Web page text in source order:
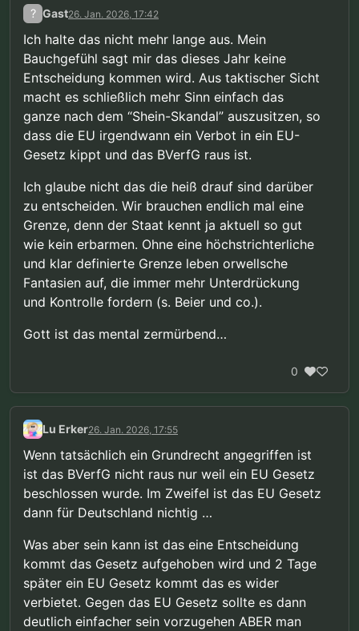
? Gast26. Jan. 2026, 17:42
Ich halte das nicht mehr lange aus. Mein
Bauchgefühl sagt mir das dieses Jahr keine
Entscheidung kommen wird. Aus taktischer Sicht
macht es schließlich mehr Sinn einfach das
ganze nach dem “Shein-Skandal” auszusitzen, so
dass die EU irgendwann ein Verbot in ein EU-
Gesetz kippt und das BVerfG raus ist.
Ich glaube nicht das die heiß drauf sind darüber
zu entscheiden. Wir brauchen endlich mal eine
Grenze, denn der Staat kennt ja aktuell so gut
wie kein erbarmen. Ohne eine höchstrichterliche
und klar definierte Grenze leben orwellsche
Fantasien auf, die immer mehr Unterdrückung
und Kontrolle fordern (s. Beier und co.).
Gott ist das mental zermürbend…
0
Lu Erker26. Jan. 2026, 17:55
Wenn tatsächlich ein Grundrecht angegriffen ist
ist das BVerfG nicht raus nur weil ein EU Gesetz
beschlossen wurde. Im Zweifel ist das EU Gesetz
dann für Deutschland nichtig …
Was aber sein kann ist das eine Entscheidung
kommt das Gesetz aufgehoben wird und 2 Tage
später ein EU Gesetz kommt das es wider
verbietet. Gegen das EU Gesetz sollte es dann
deutlich einfacher sein vorzugehen ABER man